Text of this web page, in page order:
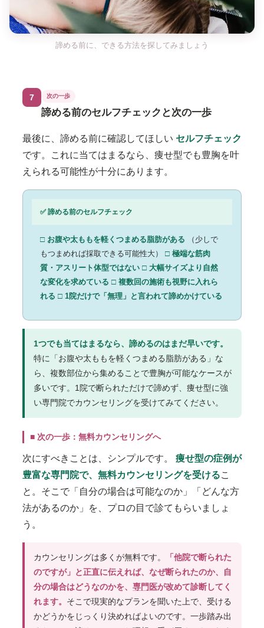
諦める前に、できる方法を探してみましょう
7 次の一歩
諦める前のセルフチェックと次の一歩
最後に、諦める前に確認してほしい セルフチェック
です。これに当てはまるなら、痩せ型でも豊胸を叶
えられる可能性が十分にあります。
✅ 諦める前のセルフチェック
□ お腹や太ももを軽くつまめる脂肪がある （少しで
もつまめれば採取できる可能性大） □ 極端な筋肉
質・アスリート体型ではない □ 大幅サイズより自然
な変化を求めている □ 複数回の施術も視野に入れら
れる □ 1院だけで「無理」と言われて諦めかけている
1つでも当てはまるなら、諦めるのはまだ早いです。
特に「お腹や太ももを軽くつまめる脂肪がある」な
ら、複数部位から集めることで豊胸が可能なケースが
多いです。1院で断られただけで諦めず、痩せ型に強
い専門院でカウンセリングを受けてみてください。
■ 次の一歩：無料カウンセリングへ
次にすべきことは、シンプルです。 痩せ型の症例が
豊富な専門院で、無料カウンセリングを受けるこ
と。そこで「自分の場合は可能なのか」「どんな方
法があるのか」を、プロの目で診てもらいましょ
う。
カウンセリングは多くが無料です。
「他院で断られた
のですが」と正直に伝えれば、なぜ断られたのか、自
分の場合はどうなのかを、 専門医が改めて診断してく
れます。 そこで現実的なプランを聞いた上で、受ける
かどうかをじっくり決めればよいのです。一歩踏み出